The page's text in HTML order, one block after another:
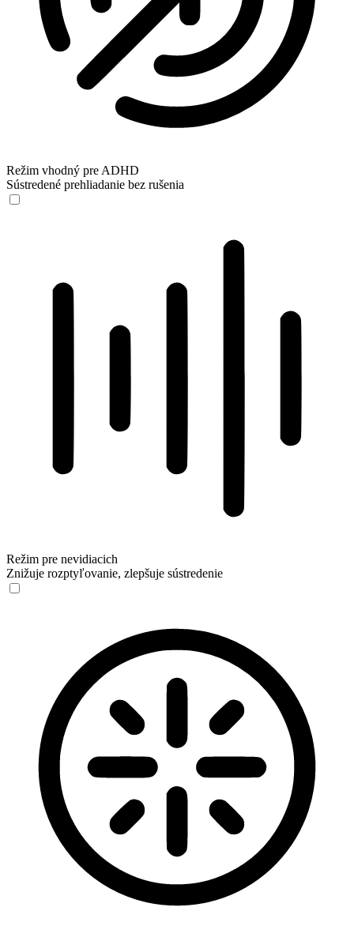
Režim vhodný pre ADHD
Sústredené prehliadanie bez rušenia
Režim pre nevidiacich
Znižuje rozptyľovanie, zlepšuje sústredenie